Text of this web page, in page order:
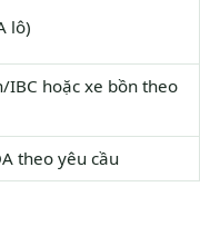
lô)
IBC hoặc xe bồn theo
theo yêu cầu